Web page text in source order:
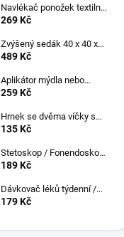
Navlékač ponožek textilní
s plastovou vložkou
269 Kč
Zvýšený sedák 40 x 40 x
10 cm
489 Kč
Aplikátor mýdla nebo
krému se zásobníkem a
259 Kč
Hrnek se dvěma víčky s
krátkými náustky, nápoje,
barvy
135 Kč
Stetoskop / Fonendoskop
pro zdravotnický personál,
189 Kč
Dávkovač léků týdenní /
denní 3 části, různé barvy,
179 Kč